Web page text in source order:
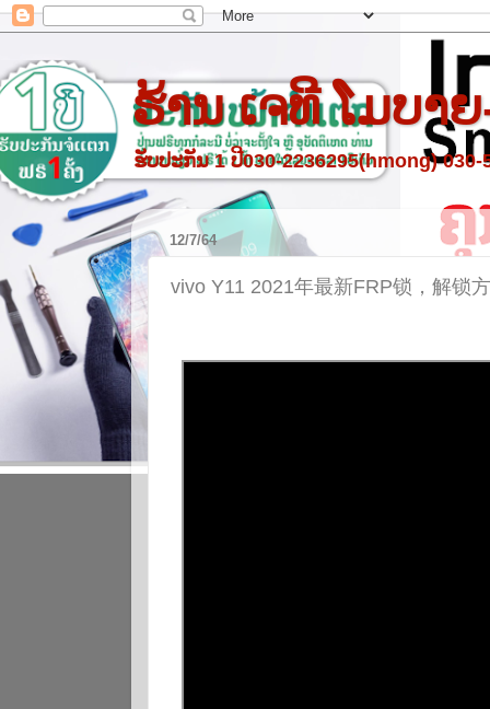
ຮ້ານ ເຈທີ ໂມບາ
ຮັບປະກັນ 1 ປີ030-2236295(hmong) 030-
12/7/64
vivo Y11 2021年最新FRP锁，解锁